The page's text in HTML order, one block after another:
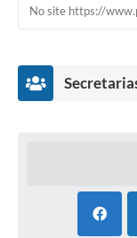
No site https://